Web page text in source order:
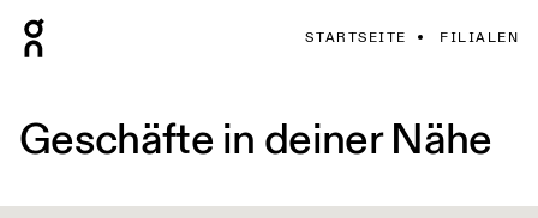
STARTSEITE FILIALEN
Geschäfte in deiner Nähe